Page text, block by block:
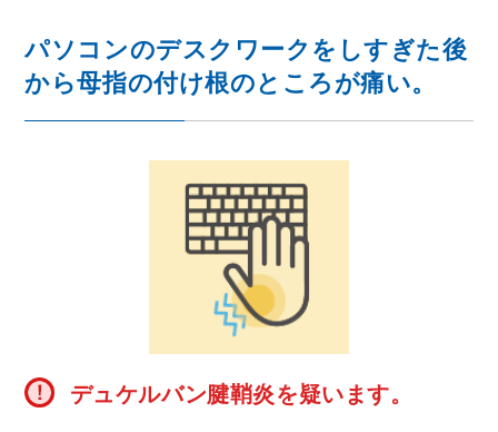
パソコンのデスクワークをしすぎた後
から母指の付け根のところが痛い。
デュケルバン腱鞘炎を疑います。